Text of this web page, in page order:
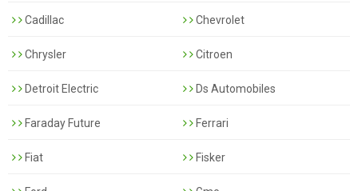
Cadillac Chevrolet
Chrysler Citroen
Detroit Electric Ds Automobiles
Faraday Future Ferrari
Fiat Fisker